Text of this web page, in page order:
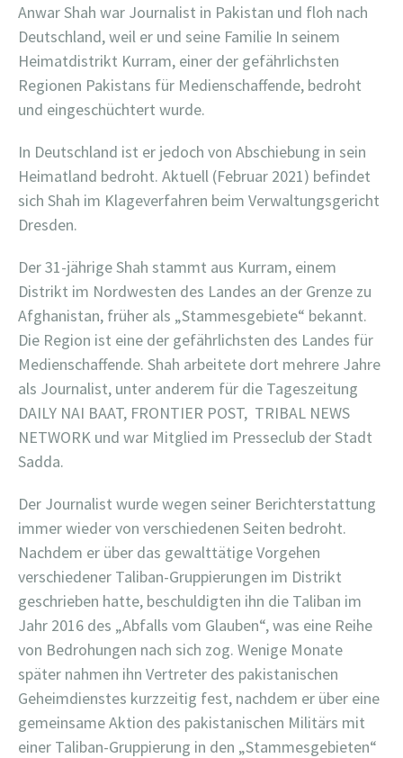
Anwar Shah war Journalist in Pakistan und floh nach
Deutschland, weil er und seine Familie In seinem
Heimatdistrikt Kurram, einer der gefährlichsten
Regionen Pakistans für Medienschaffende, bedroht
und eingeschüchtert wurde.
In Deutschland ist er jedoch von Abschiebung in sein
Heimatland bedroht. Aktuell (Februar 2021) befindet
sich Shah im Klageverfahren beim Verwaltungsgericht
Dresden.
Der 31-jährige Shah stammt aus Kurram, einem
Distrikt im Nordwesten des Landes an der Grenze zu
Afghanistan, früher als „Stammesgebiete“ bekannt.
Die Region ist eine der gefährlichsten des Landes für
Medienschaffende. Shah arbeitete dort mehrere Jahre
als Journalist, unter anderem für die Tageszeitung
DAILY NAI BAAT, FRONTIER POST, TRIBAL NEWS
NETWORK und war Mitglied im Presseclub der Stadt
Sadda.
Der Journalist wurde wegen seiner Berichterstattung
immer wieder von verschiedenen Seiten bedroht.
Nachdem er über das gewalttätige Vorgehen
verschiedener Taliban-Gruppierungen im Distrikt
geschrieben hatte, beschuldigten ihn die Taliban im
Jahr 2016 des „Abfalls vom Glauben“, was eine Reihe
von Bedrohungen nach sich zog. Wenige Monate
später nahmen ihn Vertreter des pakistanischen
Geheimdienstes kurzzeitig fest, nachdem er über eine
gemeinsame Aktion des pakistanischen Militärs mit
einer Taliban-Gruppierung in den „Stammesgebieten“